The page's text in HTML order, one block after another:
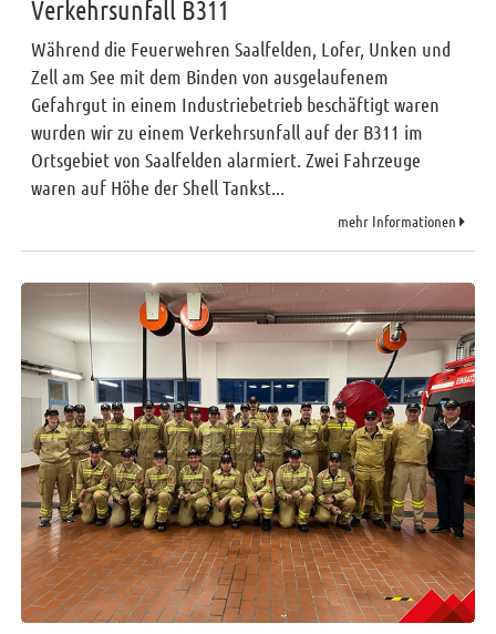
Verkehrsunfall B311
Während die Feuerwehren Saalfelden, Lofer, Unken und
Zell am See mit dem Binden von ausgelaufenem
Gefahrgut in einem Industriebetrieb beschäftigt waren
wurden wir zu einem Verkehrsunfall auf der B311 im
Ortsgebiet von Saalfelden alarmiert. Zwei Fahrzeuge
waren auf Höhe der Shell Tankst...
mehr Informationen